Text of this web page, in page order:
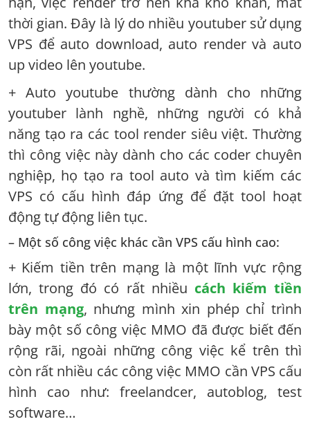
thời gian. Đây là lý do nhiều youtuber sử dụng
VPS để auto download, auto render và auto
up video lên youtube.
+ Auto youtube thường dành cho những
youtuber lành nghề, những người có khả
năng tạo ra các tool render siêu việt. Thường
thì công việc này dành cho các coder chuyên
nghiệp, họ tạo ra tool auto và tìm kiếm các
VPS có cấu hình đáp ứng để đặt tool hoạt
động tự động liên tục.
– Một số công việc khác cần VPS cấu hình cao:
+ Kiếm tiền trên mạng là một lĩnh vực rộng
lớn, trong đó có rất nhiều cách kiếm tiền
trên mạng, nhưng mình xin phép chỉ trình
bày một số công việc MMO đã được biết đến
rộng rãi, ngoài những công việc kể trên thì
còn rất nhiều các công việc MMO cần VPS cấu
hình cao như: freelandcer, autoblog, test
software…